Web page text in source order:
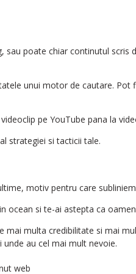
poate chiar continutul
unui motor de cautare.
pe YouTube pana la
strategiei si tacticii tale.
motiv pentru care
si te-ai astepta ca
multa credibilitate si mai
au cel mai mult nevoie.